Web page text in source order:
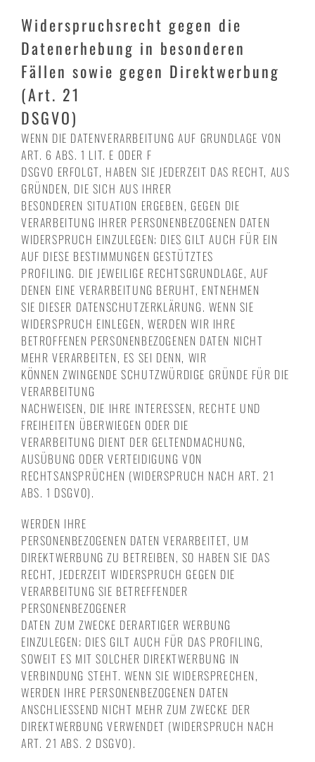
Widerspruchsrecht gegen die
Datenerhebung in besonderen
Fällen sowie gegen Direktwerbung
(Art. 21
DSGVO)
WENN DIE DATENVERARBEITUNG AUF GRUNDLAGE VON
ART. 6 ABS. 1 LIT. E ODER F
DSGVO ERFOLGT, HABEN SIE JEDERZEIT DAS RECHT, AUS
GRÜNDEN, DIE SICH AUS IHRER
BESONDEREN SITUATION ERGEBEN, GEGEN DIE
VERARBEITUNG IHRER PERSONENBEZOGENEN DATEN
WIDERSPRUCH EINZULEGEN; DIES GILT AUCH FÜR EIN
AUF DIESE BESTIMMUNGEN GESTÜTZTES
PROFILING. DIE JEWEILIGE RECHTSGRUNDLAGE, AUF
DENEN EINE VERARBEITUNG BERUHT, ENTNEHMEN
SIE DIESER DATENSCHUTZERKLÄRUNG. WENN SIE
WIDERSPRUCH EINLEGEN, WERDEN WIR IHRE
BETROFFENEN PERSONENBEZOGENEN DATEN NICHT
MEHR VERARBEITEN, ES SEI DENN, WIR
KÖNNEN ZWINGENDE SCHUTZWÜRDIGE GRÜNDE FÜR DIE
VERARBEITUNG
NACHWEISEN, DIE IHRE INTERESSEN, RECHTE UND
FREIHEITEN ÜBERWIEGEN ODER DIE
VERARBEITUNG DIENT DER GELTENDMACHUNG,
AUSÜBUNG ODER VERTEIDIGUNG VON
RECHTSANSPRÜCHEN (WIDERSPRUCH NACH ART. 21
ABS. 1 DSGVO).
WERDEN IHRE
PERSONENBEZOGENEN DATEN VERARBEITET, UM
DIREKTWERBUNG ZU BETREIBEN, SO HABEN SIE DAS
RECHT, JEDERZEIT WIDERSPRUCH GEGEN DIE
VERARBEITUNG SIE BETREFFENDER
PERSONENBEZOGENER
DATEN ZUM ZWECKE DERARTIGER WERBUNG
EINZULEGEN; DIES GILT AUCH FÜR DAS PROFILING,
SOWEIT ES MIT SOLCHER DIREKTWERBUNG IN
VERBINDUNG STEHT. WENN SIE WIDERSPRECHEN,
WERDEN IHRE PERSONENBEZOGENEN DATEN
ANSCHLIESSEND NICHT MEHR ZUM ZWECKE DER
DIREKTWERBUNG VERWENDET (WIDERSPRUCH NACH
ART. 21 ABS. 2 DSGVO).